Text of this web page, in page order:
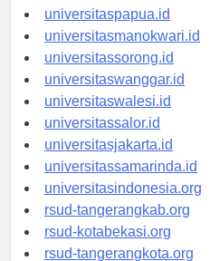
universitasjayapura.id
universitaspapua.id
universitasmanokwari.id
universitassorong.id
universitaswanggar.id
universitaswalesi.id
universitassalor.id
universitasjakarta.id
universitassamarinda.id
universitasindonesia.org
rsud-tangerangkab.org
rsud-kotabekasi.org